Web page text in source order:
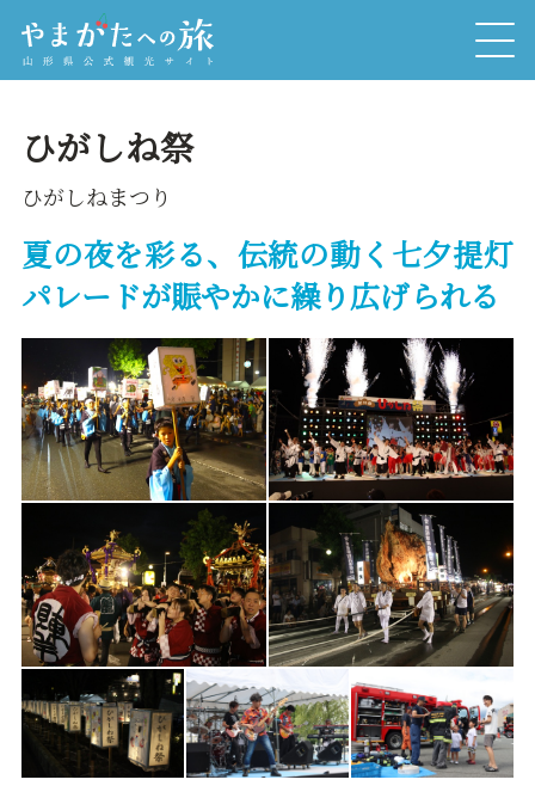
ひがしね祭
ひがしねまつり
夏の夜を彩る、伝統の動く七夕提灯
パレードが賑やかに繰り広げられる